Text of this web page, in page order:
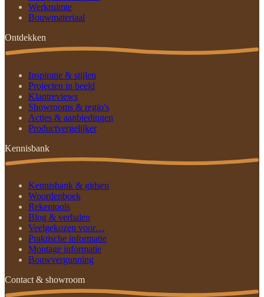
Werkruimte
Bouwmateriaal
Ontdekken
Inspiratie & stijlen
Projecten in beeld
Klantreviews
Showrooms & regio's
Acties & aanbiedingen
Productvergelijker
Kennisbank
Kennisbank & gidsen
Woordenboek
Rekentools
Blog & verhalen
Veelgekozen voor…
Praktische informatie
Montage informatie
Bouwvergunning
Contact & showroom